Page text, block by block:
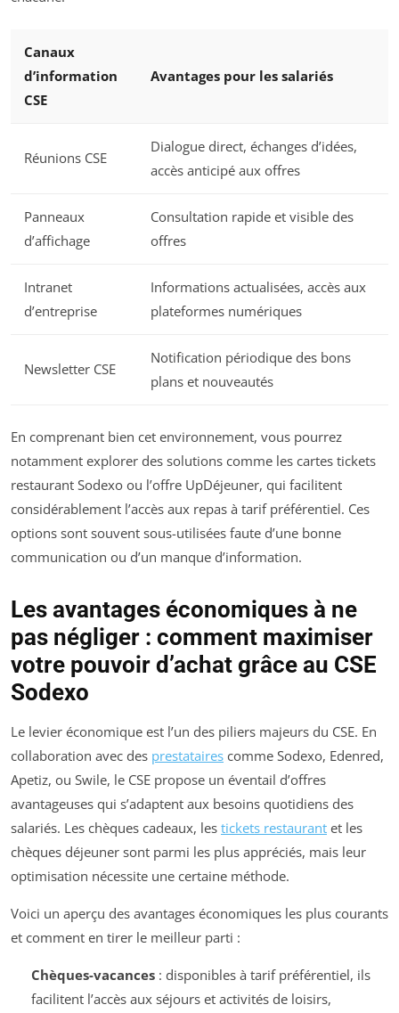
Canaux
d’information
CSE
Avantages pour les salariés
Réunions CSE
Dialogue direct, échanges d’idées,
accès anticipé aux offres
Panneaux
d’affichage
Consultation rapide et visible des
offres
Intranet
d’entreprise
Informations actualisées, accès aux
plateformes numériques
Newsletter CSE
Notification périodique des bons
plans et nouveautés
En comprenant bien cet environnement, vous pourrez
notamment explorer des solutions comme les cartes tickets
restaurant Sodexo ou l’offre UpDéjeuner, qui facilitent
considérablement l’accès aux repas à tarif préférentiel. Ces
options sont souvent sous-utilisées faute d’une bonne
communication ou d’un manque d’information.
Les avantages économiques à ne
pas négliger : comment maximiser
votre pouvoir d’achat grâce au CSE
Sodexo
Le levier économique est l’un des piliers majeurs du CSE. En
collaboration avec des prestataires comme Sodexo, Edenred,
Apetiz, ou Swile, le CSE propose un éventail d’offres
avantageuses qui s’adaptent aux besoins quotidiens des
salariés. Les chèques cadeaux, les tickets restaurant et les
chèques déjeuner sont parmi les plus appréciés, mais leur
optimisation nécessite une certaine méthode.
Voici un aperçu des avantages économiques les plus courants
et comment en tirer le meilleur parti :
Chèques-vacances: disponibles à tarif préférentiel, ils
facilitent l’accès aux séjours et activités de loisirs,